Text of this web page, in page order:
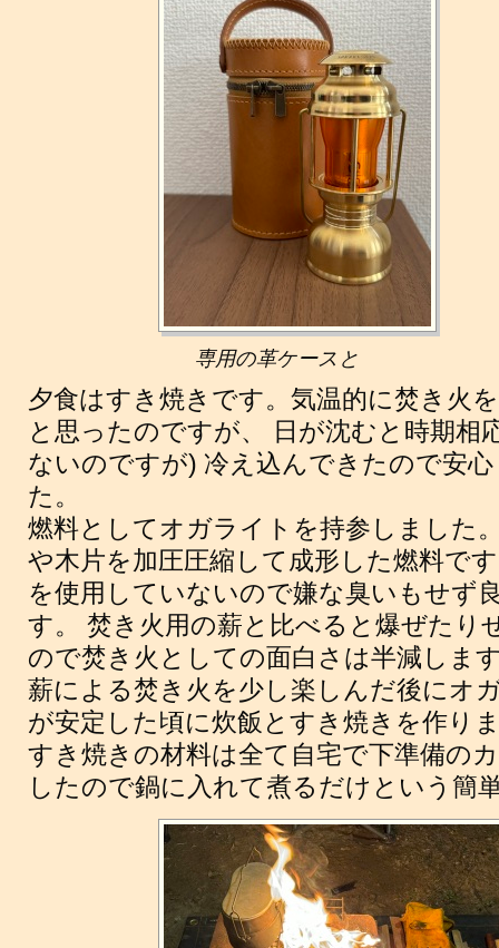
専用の革ケースと
夕食はすき焼きです。気温的に焚き火
と思ったのですが、 日が沈むと時期相
ないのですが) 冷え込んできたので安
た。
燃料としてオガライトを持参しました
や木片を加圧圧縮して成形した燃料で
を使用していないので嫌な臭いもせず
す。 焚き火用の薪と比べると爆ぜたり
ので焚き火としての面白さは半減しま
薪による焚き火を少し楽しんだ後にオ
が安定した頃に炊飯とすき焼きを作り
すき焼きの材料は全て自宅で下準備の
したので鍋に入れて煮るだけという簡